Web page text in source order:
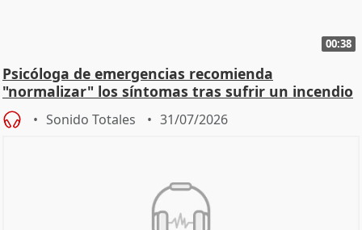
00:38
Psicóloga de emergencias recomienda
"normalizar" los síntomas tras sufrir un incendio
Sonido Totales 31/07/2026